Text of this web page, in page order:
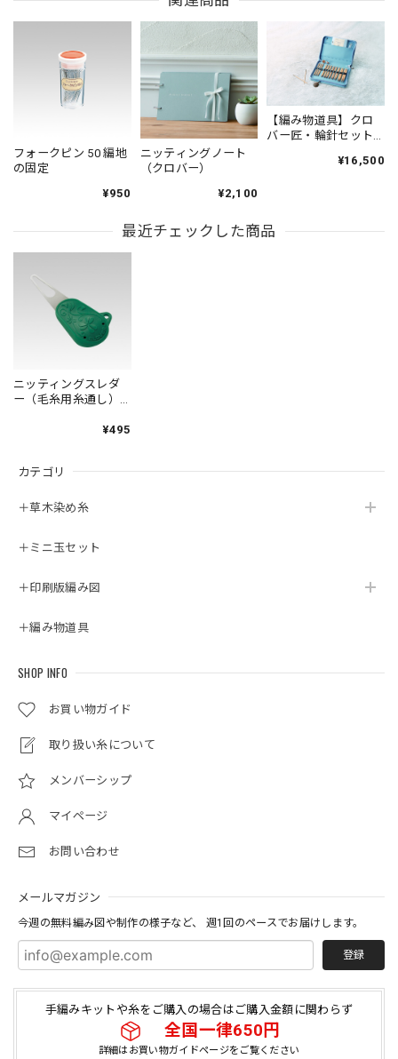
カテゴリ
＋草木染め糸
＋ミニ玉セット
＋印刷版編み図
＋編み物道具
SHOP INFO
お買い物ガイド
取り扱い糸について
メンバーシップ
マイページ
お問い合わせ
メールマガジン
今週の無料編み図や制作の様子など、 週1回のペースでお届けします。
登録
手編みキットや糸をご購入の場合はご購入金額に関わらず
全国一律650円
詳細はお買い物ガイドページをご覧ください
フォークピン 50 編地
の固定
¥950
ニッティングノート
（クロバー）
¥2,100
【編み物道具】クロ
バー匠・輪針セット
¥16,500
最近チェックした商品
ニッティングスレダ
ー（毛糸用糸通し）
¥495